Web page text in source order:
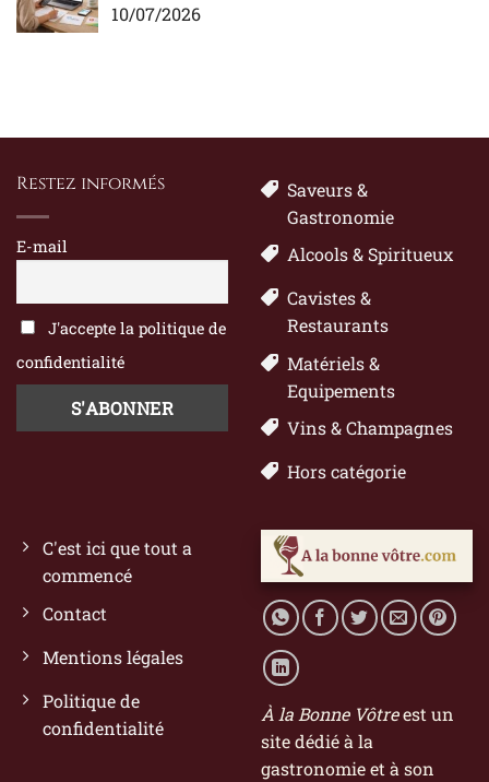
10/07/2026
Restez informés
E-mail
J'accepte la politique de
confidentialité
Saveurs &
Gastronomie
Alcools & Spiritueux
Cavistes &
Restaurants
Matériels &
Equipements
Vins & Champagnes
Hors catégorie
C'est ici que tout a
commencé
Contact
Mentions légales
Politique de
confidentialité
À la Bonne Vôtreest un
site dédié à la
gastronomie et à son